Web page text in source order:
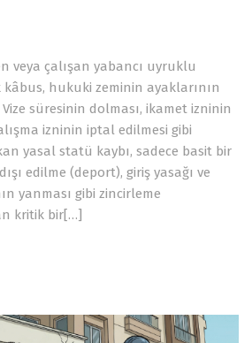
veya çalışan yabancı uyruklu
hukuki zeminin ayaklarının
süresinin dolması, ikamet izninin
izninin iptal edilmesi gibi
yasal statü kaybı, sadece basit bir
edilme (deport), giriş yasağı ve
yanması gibi zincirleme
kritik bir[…]